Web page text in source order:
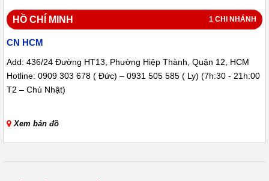
nội địa Nhật.
Khách hàng có thể chọn QV shop máy nội địa Nhật của chúng tôi
để là nơi trao niềm tin. Chúng tôi chuyên:robot hút bụi nội địa
nhật,nồi cơm điện nội địa nhật...Với kinh nghiệm nhiều năm,
cùng đội ngũ thợ lành nghề luôn sẵn sàng phục vụ khách hàng.
HỒ CHÍ MINH 1 CHI NHÁNH
CN HCM
Add: 436/24 Đường HT13, Phường Hiệp Thành, Quận 12, HCM
Hotline: 0909 303 678 ( Đức) – 0931 505 585 ( Ly) (7h:30 - 21h:00
T2 – Chủ Nhật)
Xem bản đồ